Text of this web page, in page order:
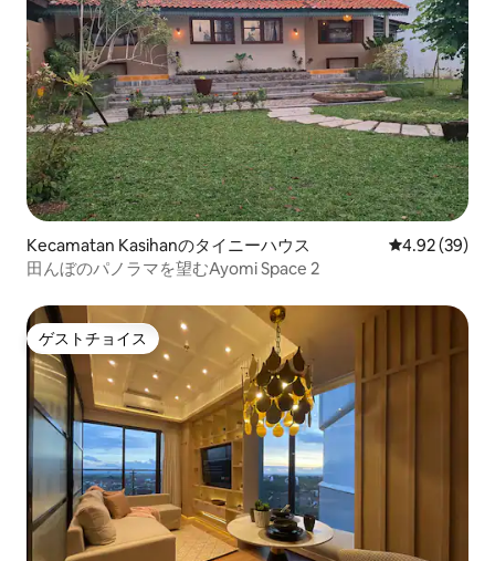
Kecamatan Kasihanのタイニーハウス レビュー39
4.92 (39)
田んぼのパノラマを望むAyomi Space 2
ゲストチョイス
ゲストチョイス